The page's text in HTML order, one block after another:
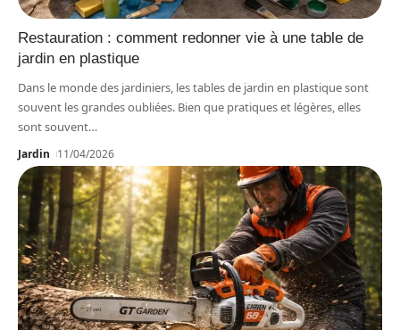
Restauration : comment redonner vie à une table de
jardin en plastique
Dans le monde des jardiniers, les tables de jardin en plastique sont
souvent les grandes oubliées. Bien que pratiques et légères, elles
sont souvent…
Jardin 11/04/2026